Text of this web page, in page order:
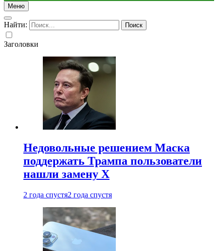
Меню
Найти:
Заголовки
Недовольные решением Маска
поддержать Трампа пользователи
нашли замену X
2 года спустя2 года спустя